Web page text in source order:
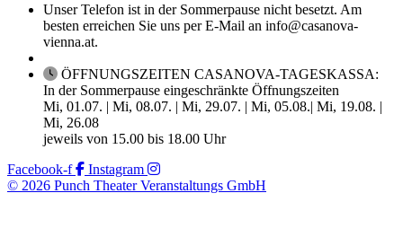
Unser Telefon ist in der Sommerpause nicht besetzt. Am
besten erreichen Sie uns per E-Mail an info@casanova-
vienna.at.
ÖFFNUNGSZEITEN CASANOVA-TAGESKASSA:
In der Sommerpause eingeschränkte Öffnungszeiten
Mi, 01.07. | Mi, 08.07. | Mi, 29.07. | Mi, 05.08.| Mi, 19.08. |
Mi, 26.08
jeweils von 15.00 bis 18.00 Uhr
Facebook-f
Instagram
© 2026 Punch Theater Veranstaltungs GmbH